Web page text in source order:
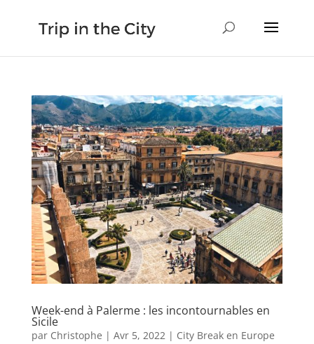
Week-end à Palerme : les incontournables en
Sicile
par Christophe | Avr 5, 2022 | City Break en Europe